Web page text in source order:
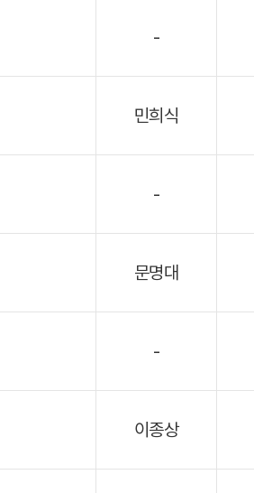
-
민희식
-
문명대
-
이종상